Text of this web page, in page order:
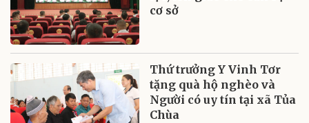
cơ sở
Thứ trưởng Y Vinh Tơr
tặng quà hộ nghèo và
Người có uy tín tại xã Tủa
Chùa